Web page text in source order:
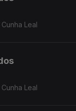
Leal
Leal